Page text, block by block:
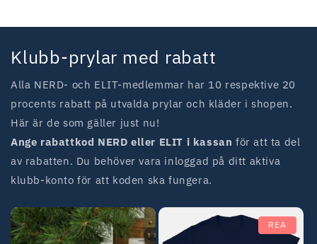
Klubb-prylar med rabatt
Alla NERD- och ELIT-medlemmar har 10 respektive 20
procents rabatt på utvalda prylar och kläder i shopen.
Här är de som gäller just nu!
Ange rabattkod NERD eller ELIT i kassan för att ta del
av rabatten. Du behöver vara inloggad på ditt aktiva
klubb-konto för att koden ska fungera.
REA